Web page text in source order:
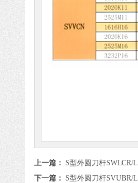
上一篇： S型外圆刀杆SWLCR/L
下一篇： S型外圆刀杆SVUBR/L